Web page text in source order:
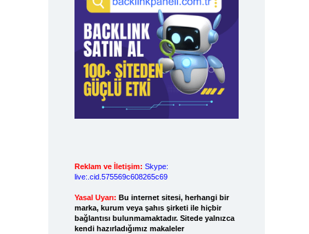
Reklam ve İletişim: Skype:
live:.cid.575569c608265c69
Yasal Uyarı: Bu internet sitesi, herhangi bir
marka, kurum veya şahıs şirketi ile hiçbir
bağlantısı bulunmamaktadır. Sitede yalnızca
kendi hazırladığımız makaleler